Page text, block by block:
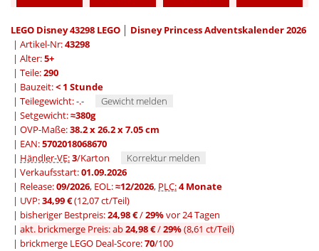
LEGO Disney 43298 LEGO │ Disney Princess Adventskalender 2026
| Artikel-Nr:43298
| Alter:5+
| Teile:290
| Bauzeit:< 1 Stunde
| Teilegewicht: -.-
Gewicht melden
| Setgewicht:≈380g
| OVP-Maße:38.2 x 26.2 x 7.05 cm
| EAN:5702018068670
| Händler-VE:3/Karton
Korrektur melden
| Verkaufsstart:01.09.2026
| Release:09/2026, EOL:≈12/2026, PLC:4 Monate
| UVP:34,99 €(12,07 ct/Teil)
| bisheriger Bestpreis:24,98 €/29%vor 24 Tagen
| akt. brickmerge Preis: ab24,98 €/29%(8,61 ct/Teil)
| brickmerge LEGO Deal-Score:70/100